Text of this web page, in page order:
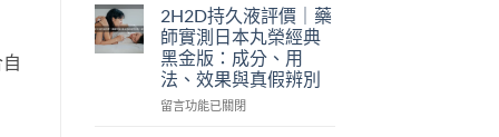
力
片
ptt
討
論
｜
2H2D持久液評價｜藥
師實測日本丸榮經典
黑金版：成分、用
法、效果與真假辨別
在
留言功能已關閉